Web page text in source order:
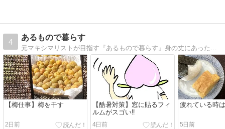
4
あるもので暮らす
【梅仕事】梅を干す
2日前
【酷暑対策】窓に貼るフィ
ルムがスゴい‼️
4日前
疲れている時
5日前